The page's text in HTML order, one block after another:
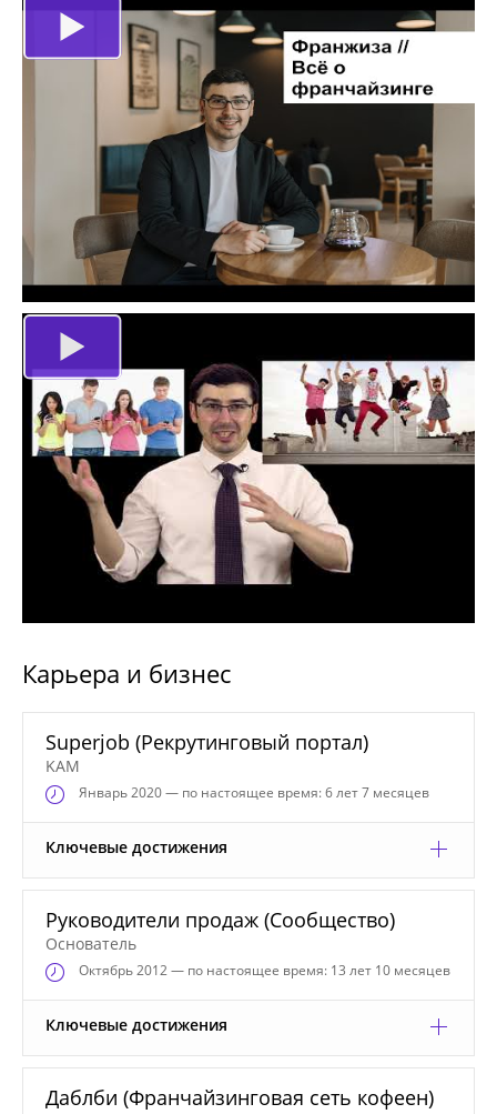
Карьера и бизнес
Superjob (Рекрутинговый портал)
KAM
Январь2020 — по настоящее время: 6 лет 7 месяцев
Ключевые достижения
Руководители продаж (Сообщество)
Основатель
Октябрь2012 — по настоящее время: 13 лет 10 месяцев
Ключевые достижения
Даблби (Франчайзинговая сеть кофеен)